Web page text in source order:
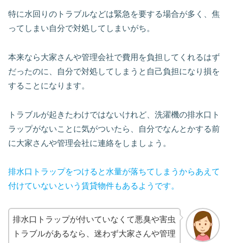
特に水回りのトラブルなどは緊急を要する場合が多く、焦
ってしまい自分で対処してしまいがち。
本来なら大家さんや管理会社で費用を負担してくれるはず
だったのに、自分で対処してしまうと自己負担になり損を
することになります。
トラブルが起きたわけではないけれど、洗濯機の排水口ト
ラップがないことに気がついたら、自分でなんとかする前
に大家さんや管理会社に連絡をしましょう。
排水口トラップをつけると水量が落ちてしまうからあえて
付けていないという賃貸物件もあるようです。
排水口トラップが付いていなくて悪臭や害虫
トラブルがあるなら、迷わず大家さんや管理